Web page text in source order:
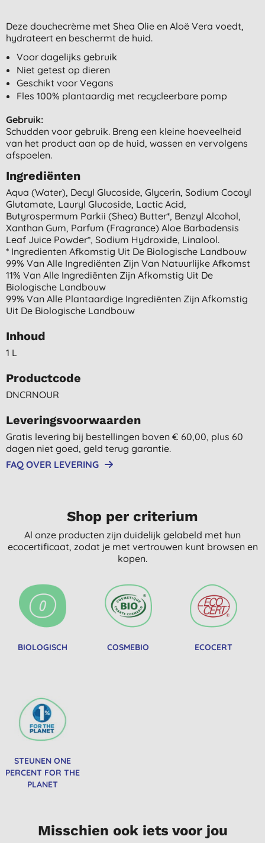
Deze douchecrème met Shea Olie en Aloë Vera voedt,
hydrateert en beschermt de huid.
Voor dagelijks gebruik
Niet getest op dieren
Geschikt voor Vegans
Fles 100% plantaardig met recycleerbare pomp
Gebruik:
Schudden voor gebruik. Breng een kleine hoeveelheid
van het product aan op de huid, wassen en vervolgens
afspoelen.
Ingrediënten
Aqua (water), Decyl Glucoside, Glycerin, Sodium Cocoyl
Glutamate, Lauryl Glucoside, Lactic Acid,
Butyrospermum Parkii (shea) Butter*, Benzyl Alcohol,
Xanthan Gum, Parfum (fragrance) Aloe Barbadensis
Leaf Juice Powder*, Sodium Hydroxide, Linalool.
* Ingredienten Afkomstig Uit De Biologische Landbouw
99% Van Alle Ingrediënten Zijn Van Natuurlijke Afkomst
11% Van Alle Ingrediënten Zijn Afkomstig Uit De
Biologische Landbouw
99% Van Alle Plantaardige Ingrediënten Zijn Afkomstig
Uit De Biologische Landbouw
Inhoud
1 L
Productcode
DNCRNOUR
Leveringsvoorwaarden
Gratis levering bij bestellingen boven € 60,00, plus 60
dagen niet goed, geld terug garantie.
FAQ OVER LEVERING
Shop per criterium
Al onze producten zijn duidelijk gelabeld met hun
ecocertificaat, zodat je met vertrouwen kunt browsen en
kopen.
BIOLOGISCH COSMEBIO ECOCERT
STEUNEN ONE
PERCENT FOR THE
PLANET
Misschien ook iets voor jou